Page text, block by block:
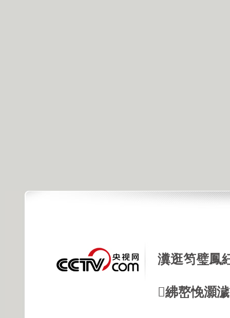
瀵逛笉璧鳳
紼嶅悗灝